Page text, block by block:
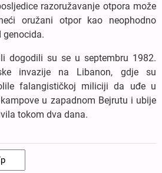
razoružavanje otpora može
oružani otpor kao neophodno
genocida.
dogodili su se u septembru 1982.
invazije na Libanon, gdje su
falangističkoj miliciji da uđe u
u zapadnom Bejrutu i ubije
tokom dva dana.